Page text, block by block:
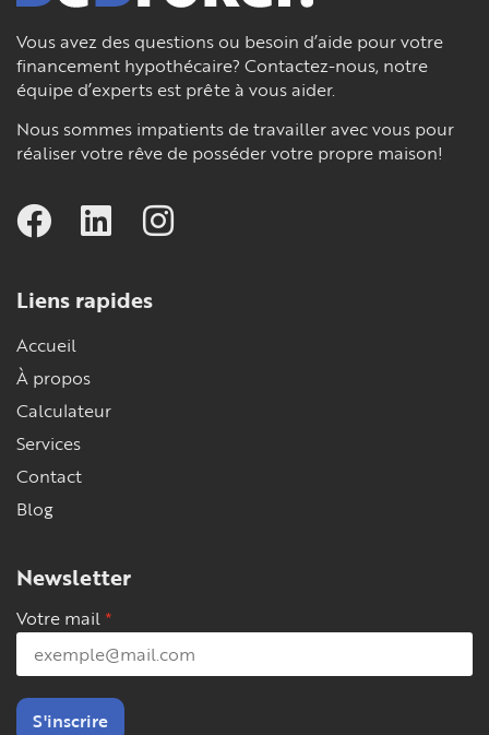
Vous avez des questions ou besoin d’aide pour votre
financement hypothécaire? Contactez-nous, notre
équipe d’experts est prête à vous aider.
Nous sommes impatients de travailler avec vous pour
réaliser votre rêve de posséder votre propre maison!
Liens rapides
Accueil
À propos
Calculateur
Services
Contact
Blog
Newsletter
Votre mail
S'inscrire